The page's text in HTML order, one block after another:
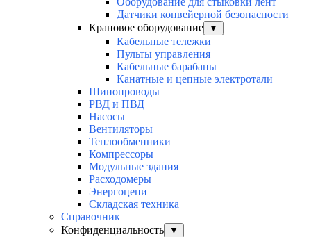
Датчики конвейерной безопасности
Крановое оборудование
▼
Кабельные тележки
Пульты управления
Кабельные барабаны
Канатные и цепные электротали
Шинопроводы
РВД и ПВД
Насосы
Вентиляторы
Теплообменники
Компрессоры
Модульные здания
Расходомеры
Энергоцепи
Складская техника
Справочник
Конфиденциальность
▼